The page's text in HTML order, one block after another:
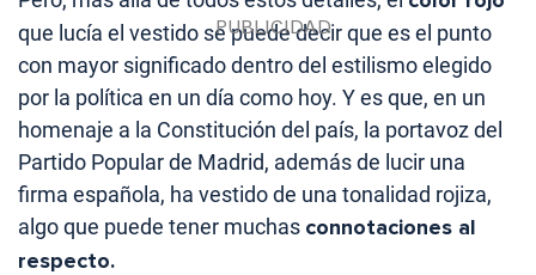
que lucía el vestido se puede decir que es el punto
con mayor significado dentro del estilismo elegido
por la política en un día como hoy. Y es que, en un
homenaje a la Constitución del país, la portavoz del
Partido Popular de Madrid, además de lucir una
firma española, ha vestido de una tonalidad rojiza,
algo que puede tener muchas connotaciones al
respecto.